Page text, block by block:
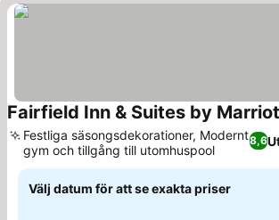
Fairfield Inn & Suites by
8,6
Festliga säsongsdekorationer, Modernt
gym och tillgång till utomhuspool
Välj datum för att se exakta priser